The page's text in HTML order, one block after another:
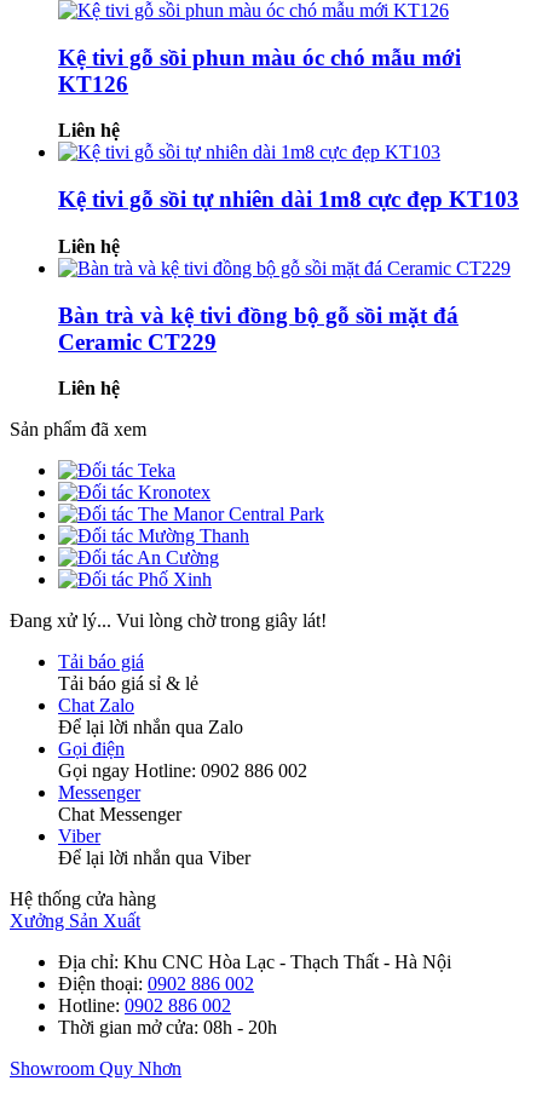
Kệ tivi gỗ sồi phun màu óc chó mẫu mới
KT126
Liên hệ
Kệ tivi gỗ sồi tự nhiên dài 1m8 cực đẹp KT103
Liên hệ
Bàn trà và kệ tivi đồng bộ gỗ sồi mặt đá
Ceramic CT229
Liên hệ
Sản phẩm đã xem
Đang xử lý... Vui lòng chờ trong giây lát!
Tải báo giá
Tải báo giá sỉ & lẻ
Chat Zalo
Để lại lời nhắn qua Zalo
Gọi điện
Gọi ngay Hotline: 0902 886 002
Messenger
Chat Messenger
Viber
Để lại lời nhắn qua Viber
Hệ thống cửa hàng
Xưởng Sản Xuất
Địa chỉ: Khu CNC Hòa Lạc - Thạch Thất - Hà Nội
Điện thoại: 0902 886 002
Hotline: 0902 886 002
Thời gian mở cửa: 08h - 20h
Showroom Quy Nhơn